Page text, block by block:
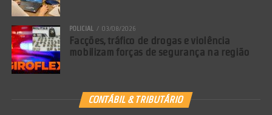
POLICIAL 03/08/2026
Facções, tráfico de drogas e violência
mobilizam forças de segurança na região
CONTÁBIL & TRIBUTÁRIO